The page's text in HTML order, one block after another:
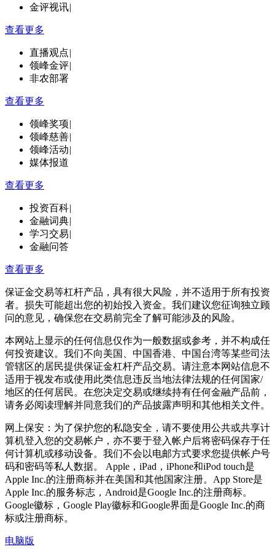
金评视讯|
查看更多
直播观点|
领峰金评|
非农部署
查看更多
领峰奖项|
领峰慈善|
领峰活动|
媒体报道
查看更多
投资百科|
金融词典|
学习交易|
金融问答
查看更多
保证金交易等杠杆产品，具有很大风险，并不适用于所有投资
者。损失可能超出您的初始投入资金。我们建议您征询独立顾
问的意见，确保您在交易前完全了解可能涉及的风险。
本网站上显示的任何信息仅作为一般数据或参考，并不构成任
何投资建议。我们不向美国、中国香港、中国台湾等某些司法
管辖区的居民提供保证金杠杆产品交易。请注意本网站信息不
适用于视发布或使用此类信息违反当地法律法规的任何国家/
地区的任何居民。在您决定交易或继续持有任何金融产品前，
请务必阅读理解并同意我们的产品披露声明和其他相关文件。
网上保安：为了保护您的私隐安全，请不要使用公共或共享计
算机登入您的交易帐户，亦不要于登入帐户后将密码保存于任
何计算机或移动设备。我们不会以电邮方式要求您提供帐户号
码和密码等私人数据。 Apple，iPad，iPhone和iPod touch是
Apple Inc.的注册商标并在美国和其他国家注册。App Store是
Apple Inc.的服务标志，Android是Google Inc.的注册商标。
Google徽标，Google Play徽标和Google界面是Google Inc.的商
标或注册商标。
电脑版